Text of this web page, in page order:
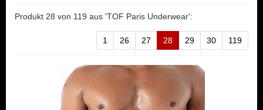
Produkt 28 von 119 aus 'TOF Paris Underwear':
1 26 27 28 29 30 119